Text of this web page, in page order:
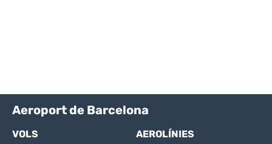
Aeroport de Barcelona
VOLS
AEROLÍNIES